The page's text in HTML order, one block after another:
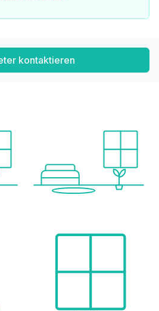
kontaktieren